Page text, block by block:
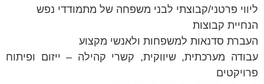
ליווי פרטני/קבוצתי לבני משפחה של מתמודדי נפש
הנחיית קבוצות
העברת סדנאות למשפחות ולאנשי מקצוע
עבודה מערכתית, שיווקית, קשרי קהילה – ייזום ופיתוח
פרויקטים